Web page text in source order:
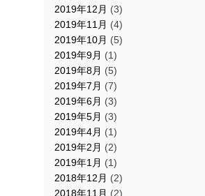
2019年12月 (3)
2019年11月 (4)
2019年10月 (5)
2019年9月 (1)
2019年8月 (5)
2019年7月 (7)
2019年6月 (3)
2019年5月 (3)
2019年4月 (1)
2019年2月 (2)
2019年1月 (1)
2018年12月 (2)
2018年11月 (2)